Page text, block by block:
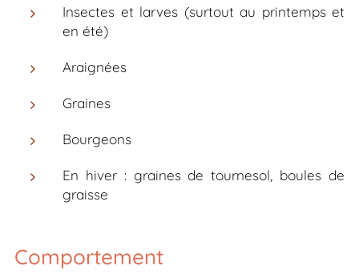
Insectes et larves (surtout au printemps et
en été)
Araignées
Graines
Bourgeons
En hiver : graines de tournesol, boules de
graisse
Comportement